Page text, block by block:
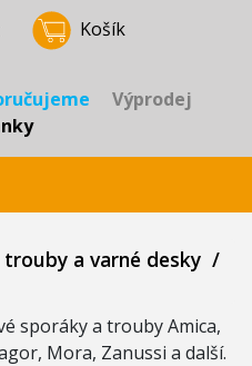
Košík
Výprodej
trouby a varné desky /
sporáky a trouby Amica,
Mora, Zanussi a další.